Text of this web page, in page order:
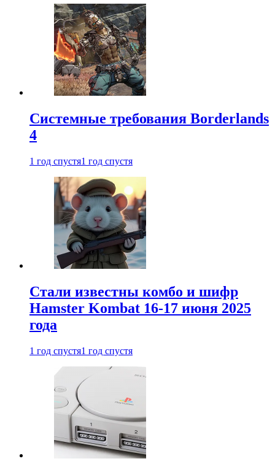
Системные требования Borderlands
4
1 год спустя1 год спустя
Стали известны комбо и шифр
Hamster Kombat 16-17 июня 2025
года
1 год спустя1 год спустя